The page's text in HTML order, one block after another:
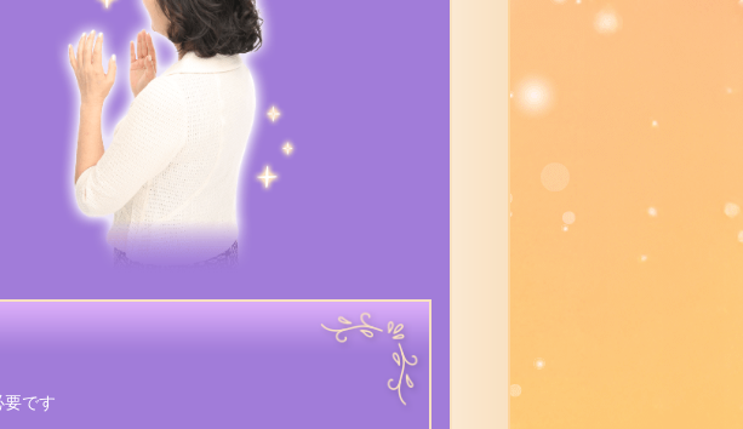
要です